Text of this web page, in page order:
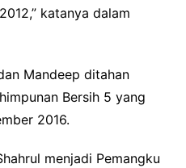
katanya dalam
Mandeep ditahan
Bersih 5 yang
2016.
menjadi Pemangku